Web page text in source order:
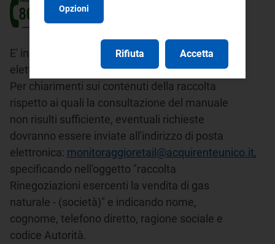
E' inoltre disponibile l'indirizzo di posta
elettronica:
infoanagrafica@arera.it.
Per chiarimenti sui contenuti della raccolta
rispetto ai quali la consultazione del manuale
non risulti sufficiente, eventuali richieste
dovranno essere inviate all'indirizzo di posta
elettronica: monitoraggioretail@acquirenteunico.it,
specificando nell'oggetto "raccolta
Rinegoziazioni esercenti la vendita di gas
naturale - (società)" e indicando nome,
cognome, telefono diretto, ragione sociale e
codice Autorità.
Opzioni
Rifiuta Accetta